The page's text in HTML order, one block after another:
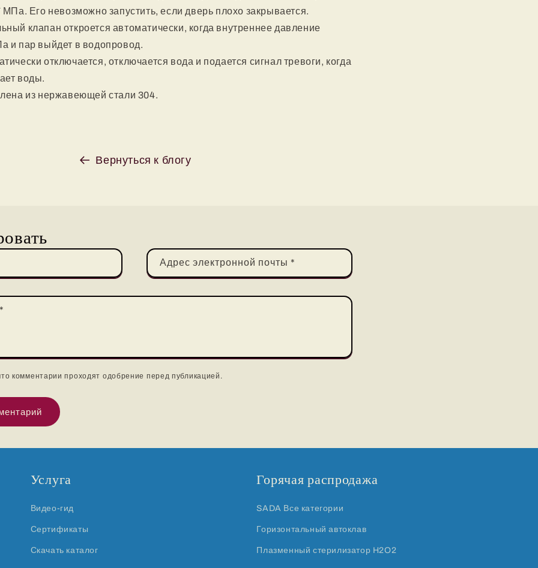
МПа. Его невозможно запустить, если дверь плохо закрывается.
клапан откроется автоматически, когда внутреннее давление
и пар выйдет в водопровод.
отключается, отключается вода и подается сигнал тревоги, когда
воды.
​​из нержавеющей стали 304.
Вернуться к блогу
Адрес электронной почты *
*
комментарии проходят одобрение перед публикацией.
Услуга
Видео-гид
Сертификаты
Скачать каталог
Горячая распродажа
SADA Все категории
Горизонтальный автоклав
Плазменный стерилизатор H2O2